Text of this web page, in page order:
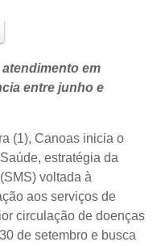
em
entre junho e
(1), Canoas inicia o
estratégia da
voltada à
aos serviços de
circulação de doenças
de setembro e busca